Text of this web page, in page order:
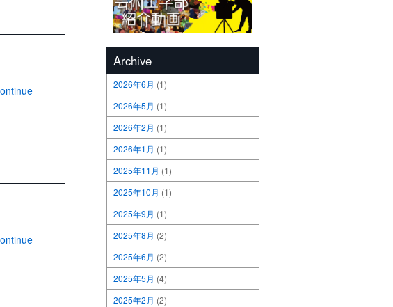
Archive
2026年6月 (1)
2026年5月 (1)
2026年2月 (1)
2026年1月 (1)
2025年11月 (1)
2025年10月 (1)
2025年9月 (1)
2025年8月 (2)
2025年6月 (2)
2025年5月 (4)
2025年2月 (2)